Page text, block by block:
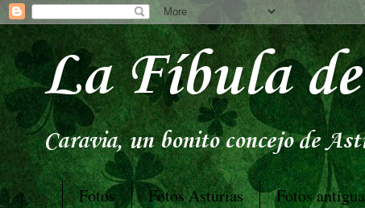
La Fíbula
Caravia, un bonito concejo de
Fotos Fotos Asturias Fotos